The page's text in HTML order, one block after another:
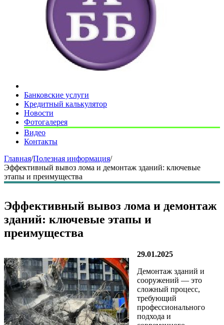
Банковские услуги
Кредитный калькулятор
Новости
Фотогалерея
Видео
Контакты
Главная/Полезная информация/
Эффективный вывоз лома и демонтаж зданий: ключевые
этапы и преимущества
Эффективный вывоз лома и демонтаж
зданий: ключевые этапы и
преимущества
29.01.2025
Демонтаж зданий и
сооружений — это
сложный процесс,
требующий
профессионального
подхода и